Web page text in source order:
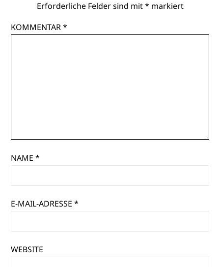
Erforderliche Felder sind mit* markiert
KOMMENTAR*
NAME*
E-MAIL-ADRESSE*
WEBSITE